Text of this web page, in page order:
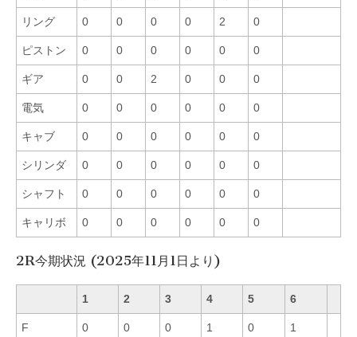
リング 0 0 0 0 2 0
ピストン 0 0 0 0 0 0
ギア 0 0 2 0 0 0
電気 0 0 0 0 0 0
キャブ 0 0 0 0 0 0
シリンダ 0 0 0 0 0 0
シャフト 0 0 0 0 0 0
キャリボ 0 0 0 0 0 0
2R今期状況 (2025年11月1日より)
1 2 3 4 5 6
F 0 0 0 1 0 1